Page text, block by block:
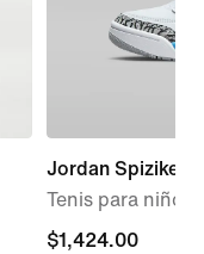
Jordan Spizike
Tenis para niños
current
$1,424.00